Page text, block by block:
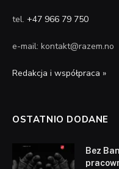
tel. +47 966 79 750
e-mail: kontakt@razem.no
Redakcja i współpraca »
OSTATNIO DODANE
Bez